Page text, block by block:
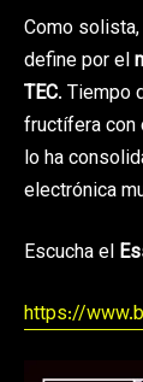
Como solista,
define por el
TEC. Tiempo
fructífera con
lo ha
electrónica
Escucha el
https://